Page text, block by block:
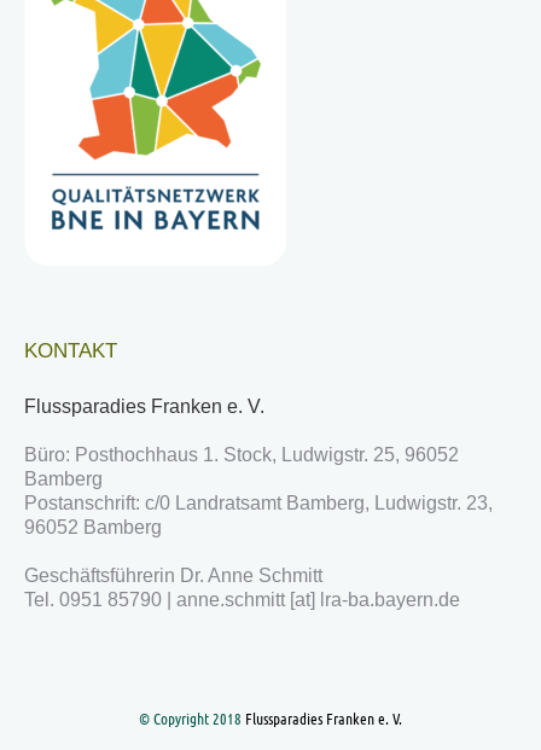
KONTAKT
Flussparadies Franken e. V.
Büro: Posthochhaus 1. Stock, Ludwigstr. 25, 96052
Bamberg
Postanschrift: c/0 Landratsamt Bamberg, Ludwigstr. 23,
96052 Bamberg
Geschäftsführerin Dr. Anne Schmitt
Tel. 0951 85790 | anne.schmitt [at] lra-ba.bayern.de
© Copyright 2018 Flussparadies Franken e. V.